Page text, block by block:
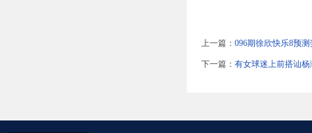
上一篇：096期徐欣快乐8预
下一篇：有女球迷上前搭讪